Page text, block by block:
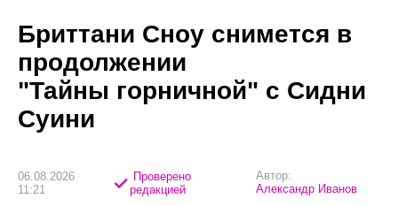
Бриттани Сноу снимется в
продолжении
"Тайны горничной" с Сидни
Суини
06.08.2026
11:21
Проверено
редакцией
Автор:
Александр Иванов